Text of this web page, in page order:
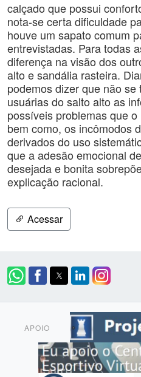
calçado que possui
nota-se certa dificuldade
houve um sapato comum
entrevistadas. Para todas
diferença na visão dos
alto e sandália rasteira.
podemos dizer que não
usuárias do salto alto as
possíveis problemas que
bem como, os incômodos
derivados do uso
que a adesão emocional
desejada e bonita
explicação racional.
Acessar
APOIO